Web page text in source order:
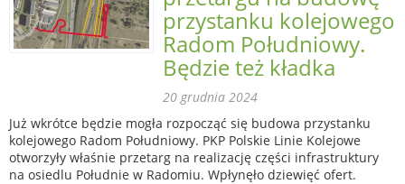
przystanku kolejowego
Radom Południowy.
Będzie też kładka
20 grudnia 2024
Już wkrótce będzie mogła rozpocząć się budowa przystanku
kolejowego Radom Południowy. PKP Polskie Linie Kolejowe
otworzyły właśnie przetarg na realizację części infrastruktury
na osiedlu Południe w Radomiu. Wpłynęło dziewięć ofert.